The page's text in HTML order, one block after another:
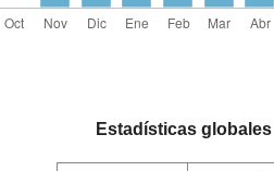
Estadísticas globales